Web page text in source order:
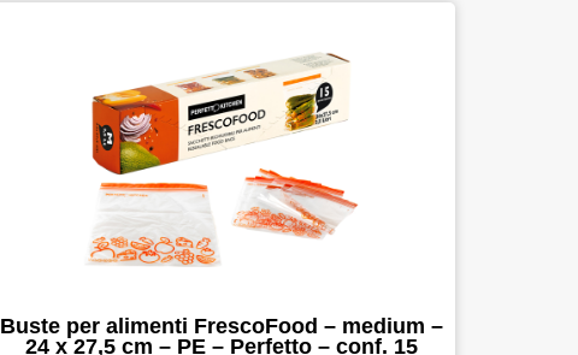
Buste per alimenti FrescoFood – medium –
24 x 27,5 cm – PE – Perfetto – conf. 15